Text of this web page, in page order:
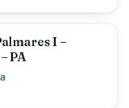
I –
PA